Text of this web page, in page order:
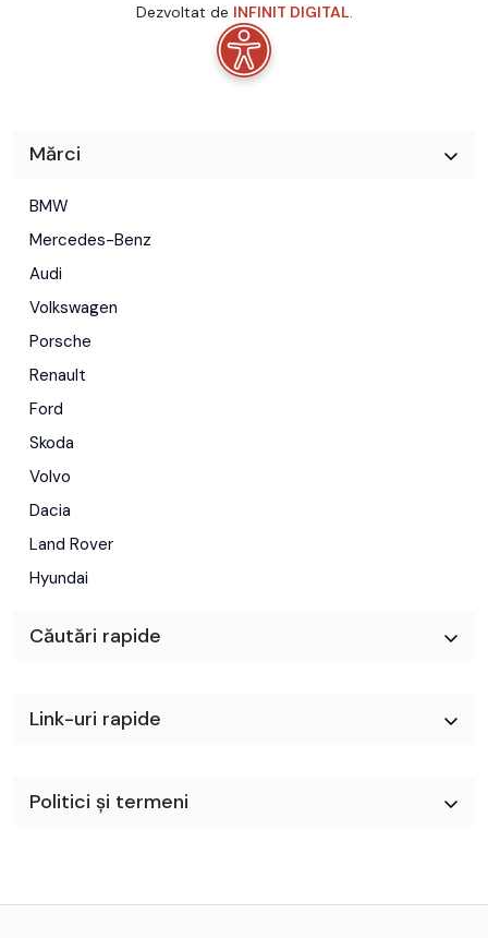
Dezvoltat de INFINIT DIGITAL.
Mărci
BMW
Mercedes-Benz
Audi
Volkswagen
Porsche
Renault
Ford
Skoda
Volvo
Dacia
Land Rover
Hyundai
Căutări rapide
Link-uri rapide
Politici și termeni